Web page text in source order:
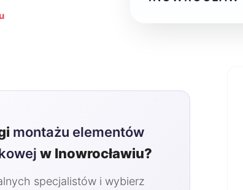
montażu elementów
w Inowrocławiu?
specjalistów i wybierz